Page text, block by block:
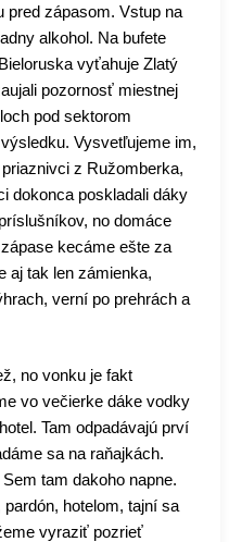
pred zápasom. Vstup na
alkohol. Na bufete
vyťahuje Zlatý
pozornosť miestnej
pod sektorom
Vysvetľujeme im,
z Ružomberka,
dokonca poskladali dáky
no domáce
kecáme ešte za
aj tak len zámienka,
verní po prehrách a
no vonku je fakt
vo večierke dáke vodky
Tam odpadávajú prví
sa na raňajkách.
tam dakoho napne.
hotelom, tajní sa
vyraziť pozrieť